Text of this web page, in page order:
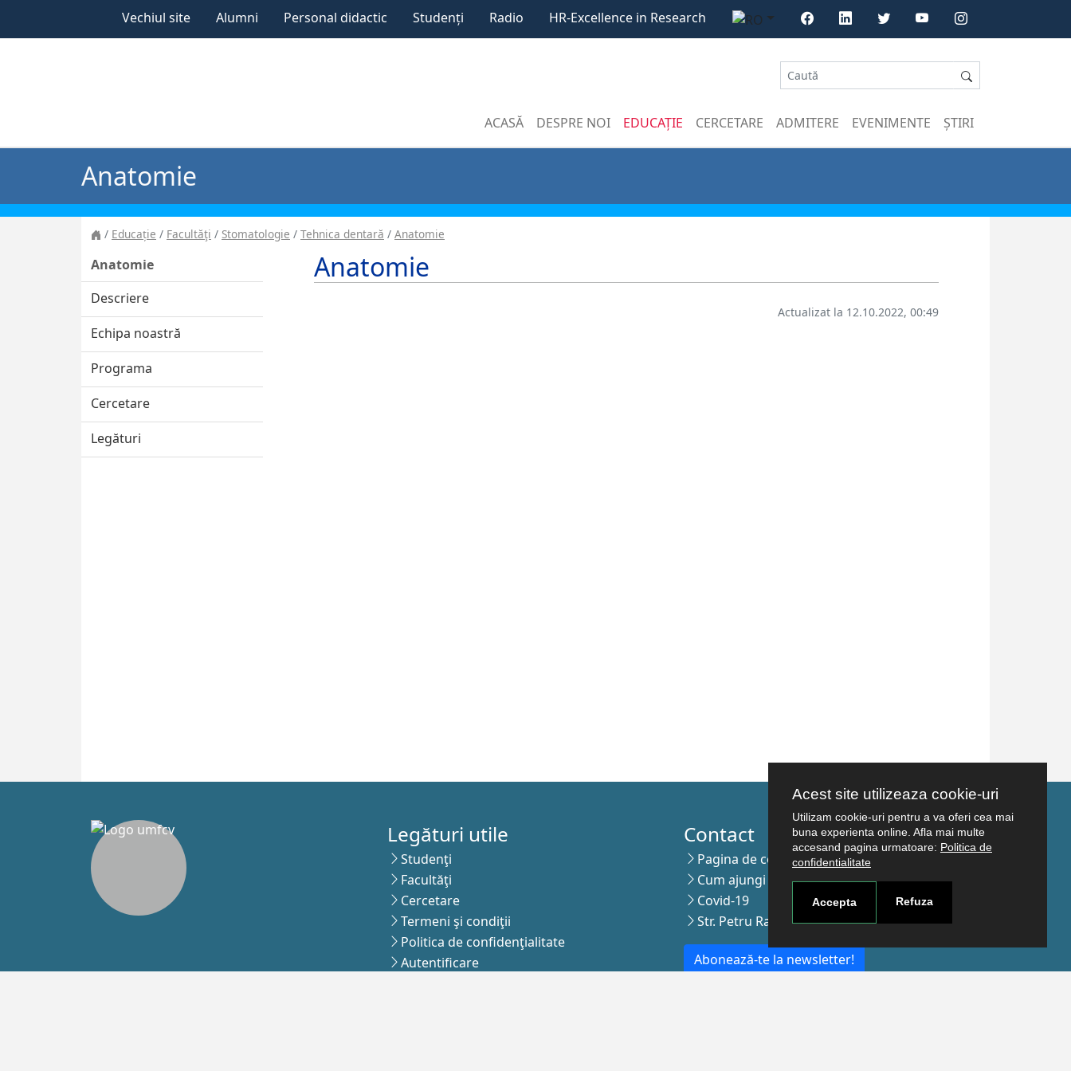
Acest site utilizeaza cookie-uri
Utilizam cookie-uri pentru a va oferi cea mai
buna experienta online. Afla mai multe
accesand pagina urmatoare: Politica de
confidentialitate
Accepta Refuza
Vechiul site Alumni Personal didactic Studenți Radio HR-Excellence in Research
ACASĂ DESPRE NOI EDUCAȚIE CERCETARE ADMITERE EVENIMENTE ȘTIRI
Anatomie
Educație Facultăţi Stomatologie Tehnica dentară Anatomie
Anatomie
Descriere
Echipa noastră
Programa
Cercetare
Legături
Anatomie
Actualizat la 12.10.2022, 00:49
Legături utile
Studenţi
Facultăţi
Cercetare
Termeni şi condiţii
Politica de confidenţialitate
Autentificare
Contact
Pagina de contact
Cum ajungi aici
Covid-19
Str. Petru Rareş nr.2, Craiova, 200349
Abonează-te la newsletter!